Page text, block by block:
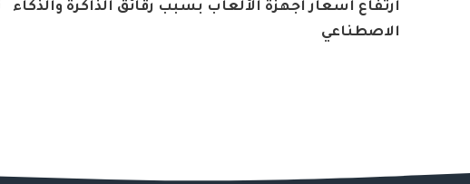
ارتفاع أسعار أجهزة الألعاب بسبب رقائق الذاكرة والذكاء
الاصطناعي